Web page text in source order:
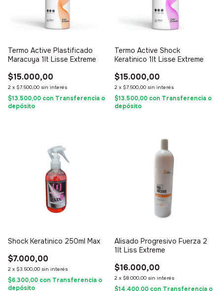
Termo Active Plastificado
Maracuya 1lt Lisse Extreme
$15.000,00
2 x $7.500,00 sin interés
$13.500,00 con Transferencia o
depósito
Termo Active Shock
Keratinico 1lt Lisse Extreme
$15.000,00
2 x $7.500,00 sin interés
$13.500,00 con Transferencia o
depósito
Shock Keratinico 250ml Max
$7.000,00
2 x $3.500,00 sin interés
$6.300,00 con Transferencia o
depósito
Alisado Progresivo Fuerza 2
1lt Liss Extreme
$16.000,00
2 x $8.000,00 sin interés
$14.400,00 con Transferencia o